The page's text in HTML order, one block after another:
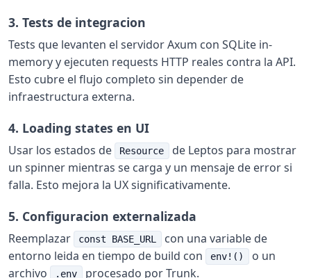
3. Tests de integracion
Tests que levanten el servidor Axum con SQLite in-
memory y ejecuten requests HTTP reales contra la API.
Esto cubre el flujo completo sin depender de
infraestructura externa.
4. Loading states en UI
Usar los estados de Resource
de Leptos para mostrar
un spinner mientras se carga y un mensaje de error si
falla. Esto mejora la UX significativamente.
5. Configuracion externalizada
Reemplazar const BASE_URL
con una variable de
entorno leida en tiempo de build con
env!()
o un
archivo
.env procesado por Trunk.